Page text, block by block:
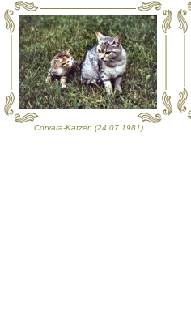
Corvara-Katzen (24.07.1981)